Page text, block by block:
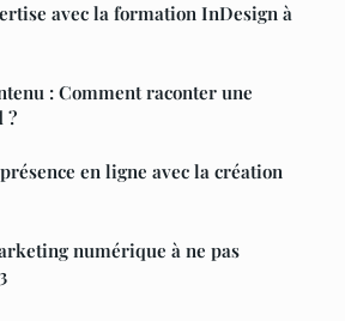
avec la formation InDesign à
: Comment raconter une
?
en ligne avec la création
numérique à ne pas